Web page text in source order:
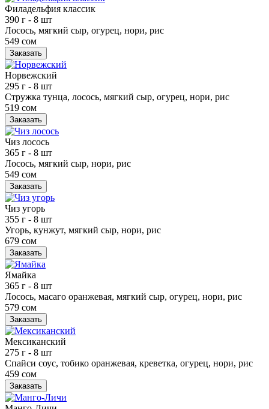
Филадельфия классик
390 г - 8 шт
Лосось, мягкий сыр, огурец, нори, рис
549 сом
Заказать
Норвежский
295 г - 8 шт
Стружка тунца, лосось, мягкий сыр, огурец, нори, рис
519 сом
Заказать
Чиз лосось
365 г - 8 шт
Лосось, мягкий сыр, нори, рис
549 сом
Заказать
Чиз угорь
355 г - 8 шт
Угорь, кунжут, мягкий сыр, нори, рис
679 сом
Заказать
Ямайка
365 г - 8 шт
Лосось, масаго оранжевая, мягкий сыр, огурец, нори, рис
579 сом
Заказать
Мексиканский
275 г - 8 шт
Спайси соус, тобико оранжевая, креветка, огурец, нори, рис
459 сом
Заказать